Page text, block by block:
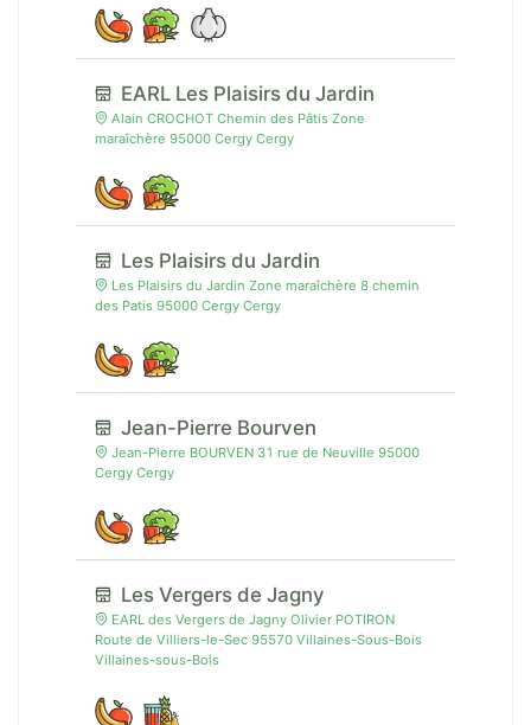
EARL Les Plaisirs du Jardin
Alain CROCHOT Chemin des Pâtis Zone
maraîchère 95000 Cergy Cergy
Les Plaisirs du Jardin
Les Plaisirs du Jardin Zone maraîchère 8 chemin
des Patis 95000 Cergy Cergy
Jean-Pierre Bourven
Jean-Pierre BOURVEN 31 rue de Neuville 95000
Cergy Cergy
Les Vergers de Jagny
EARL des Vergers de Jagny Olivier POTIRON
Route de Villiers-le-Sec 95570 Villaines-Sous-Bois
Villaines-sous-Bois